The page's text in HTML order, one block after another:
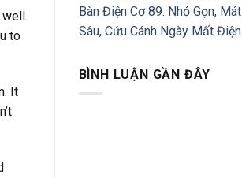
to
It
Bàn Điện Cơ 89: Nhỏ Gọn, Mát
Sâu, Cứu Cánh Ngày Mất Điện
BÌNH LUẬN GẦN ĐÂY